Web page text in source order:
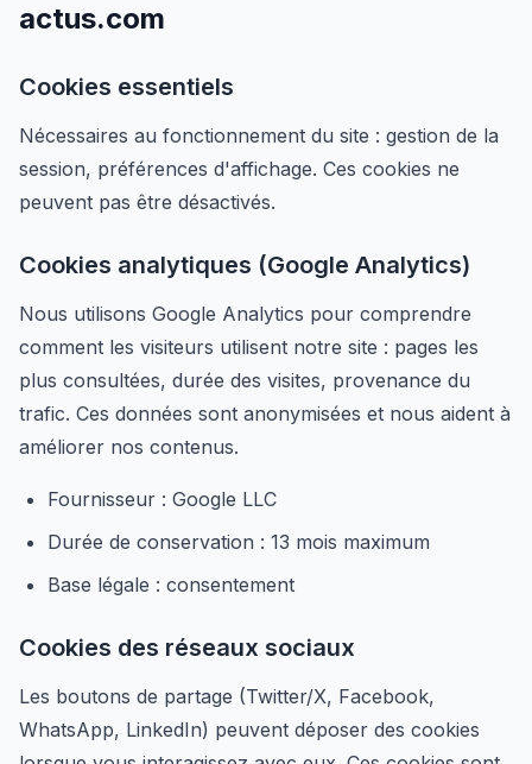
actus.com
Cookies essentiels
Nécessaires au fonctionnement du site : gestion de la
session, préférences d'affichage. Ces cookies ne
peuvent pas être désactivés.
Cookies analytiques (Google Analytics)
Nous utilisons Google Analytics pour comprendre
comment les visiteurs utilisent notre site : pages les
plus consultées, durée des visites, provenance du
trafic. Ces données sont anonymisées et nous aident à
améliorer nos contenus.
Fournisseur : Google LLC
Durée de conservation : 13 mois maximum
Base légale : consentement
Cookies des réseaux sociaux
Les boutons de partage (Twitter/X, Facebook,
WhatsApp, LinkedIn) peuvent déposer des cookies